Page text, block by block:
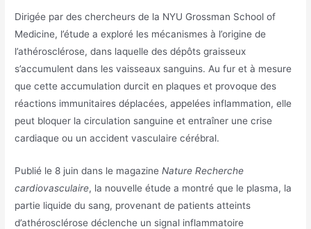
Dirigée par des chercheurs de la NYU Grossman School of
Medicine, l’étude a exploré les mécanismes à l’origine de
l’athérosclérose, dans laquelle des dépôts graisseux
s’accumulent dans les vaisseaux sanguins. Au fur et à mesure
que cette accumulation durcit en plaques et provoque des
réactions immunitaires déplacées, appelées inflammation, elle
peut bloquer la circulation sanguine et entraîner une crise
cardiaque ou un accident vasculaire cérébral.
Publié le 8 juin dans le magazineNature Recherche
cardiovasculaire, la nouvelle étude a montré que le plasma, la
partie liquide du sang, provenant de patients atteints
d’athérosclérose déclenche un signal inflammatoire